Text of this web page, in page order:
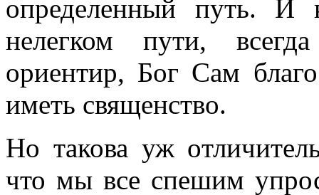
определенный путь. И
нелегком пути,
ориентир, Бог Сам
иметь священство.
Но такова уж
что мы все спешим